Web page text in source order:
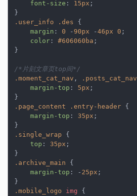
font-size : 15px ;
.user_info
.des {
margin : 0 - 90px -46px 0 ;
color : #606060ba ;
}
/*片刻文章页top间*/
.moment_cat_nav , .posts_cat_nav
margin-top : 5px ;
.page_content
.entry-header {
margin-top : 35px ;
.single_wrap {
top : 35px ;
.archive_main {
margin-top : - 25px ;
.mobile_logo
img {